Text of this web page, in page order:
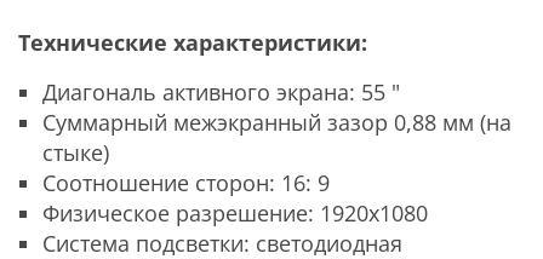
Технические характеристики:
Диагональ активного экрана: 55 "
Суммарный межэкранный зазор 0,88 мм (на
стыке)
Соотношение сторон: 16: 9
Физическое разрешение: 1920x1080
Система подсветки: светодиодная